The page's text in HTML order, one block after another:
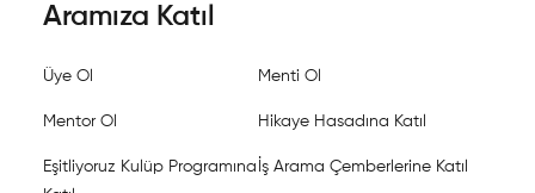
Aramıza Katıl
Üye Ol Menti Ol
Mentor Ol Hikaye Hasadına Katıl
Eşitliyoruz Kulüp Programına İş Arama Çemberlerine Katıl